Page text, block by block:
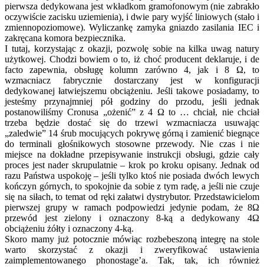
pierwsza dedykowana jest wkładkom gramofonowym (nie zabrakło
oczywiście zacisku uziemienia), i dwie pary wyjść liniowych (stało i
zmiennopoziomowe). Wyliczankę zamyka gniazdo zasilania IEC i
zakręcana komora bezpiecznika.
I tutaj, korzystając z okazji, pozwolę sobie na kilka uwag natury
użytkowej. Chodzi bowiem o to, iż choć producent deklaruje, i de
facto zapewnia, obsługę kolumn zarówno 4, jak i 8 Ω, to
wzmacniacz fabrycznie dostarczany jest w konfiguracji
dedykowanej łatwiejszemu obciążeniu. Jeśli takowe posiadamy, to
jesteśmy przynajmniej pół godziny do przodu, jeśli jednak
postanowiliśmy Cronusa „ożenić” z 4 Ω to … chciał, nie chciał
trzeba będzie dostać się do trzewi wzmacniacza usuwając
„zaledwie” 14 śrub mocujących pokrywę górną i zamienić biegnące
do terminali głośnikowych stosowne przewody. Nie czas i nie
miejsce na dokładne przepisywanie instrukcji obsługi, gdzie cały
proces jest nader skrupulatnie – krok po kroku opisany. Jednak od
razu Państwa uspokoję – jeśli tylko ktoś nie posiada dwóch lewych
kończyn górnych, to spokojnie da sobie z tym radę, a jeśli nie czuje
się na siłach, to temat od ręki załatwi dystrybutor. Przedstawicielom
pierwszej grupy w ramach podpowiedzi jedynie podam, że 8Ω
przewód jest zielony i oznaczony 8-ką a dedykowany 4Ω
obciążeniu żółty i oznaczony 4-ką.
Skoro mamy już potocznie mówiąc rozbebeszoną integrę na stole
warto skorzystać z okazji i zweryfikować ustawienia
zaimplementowanego phonostage’a. Tak, tak, ich również